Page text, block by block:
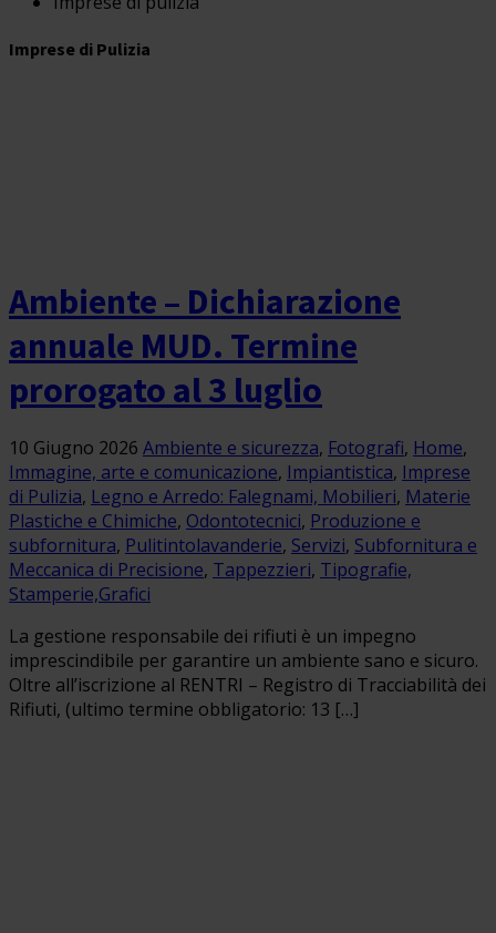
Imprese di Pulizia
Ambiente – Dichiarazione
annuale MUD. Termine
prorogato al 3 luglio
10 Giugno 2026 Ambiente e sicurezza, Fotografi, Home,
Immagine, arte e comunicazione, Impiantistica, Imprese
di Pulizia, Legno e Arredo: Falegnami, Mobilieri, Materie
Plastiche e Chimiche, Odontotecnici, Produzione e
subfornitura, Pulitintolavanderie, Servizi, Subfornitura e
Meccanica di Precisione, Tappezzieri, Tipografie,
Stamperie,Grafici
La gestione responsabile dei rifiuti è un impegno
imprescindibile per garantire un ambiente sano e sicuro.
Oltre all’iscrizione al RENTRI – Registro di Tracciabilità dei
Rifiuti, (ultimo termine obbligatorio: 13 […]